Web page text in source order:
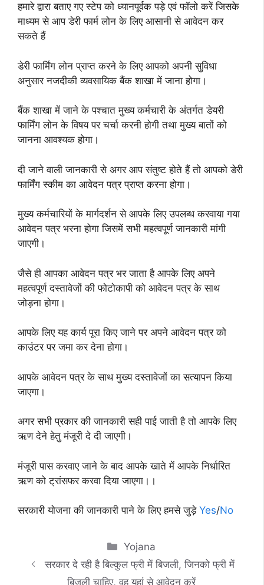
हमारे द्वारा बताए गए स्टेप को ध्यानपूर्वक पड़े एवं फॉलो करें जिसके
माध्यम से आप डेरी फार्म लोन के लिए आसानी से आवेदन कर
सकते हैं
डेरी फार्मिंग लोन प्राप्त करने के लिए आपको अपनी सुविधा
अनुसार नजदीकी व्यवसायिक बैंक शाखा में जाना होगा।
बैंक शाखा में जाने के पश्चात मुख्य कर्मचारी के अंतर्गत डेयरी
फार्मिंग लोन के विषय पर चर्चा करनी होगी तथा मुख्य बातों को
जानना आवश्यक होगा।
दी जाने वाली जानकारी से अगर आप संतुष्ट होते हैं तो आपको डेरी
फार्मिंग स्कीम का आवेदन पत्र प्राप्त करना होगा।
मुख्य कर्मचारियों के मार्गदर्शन से आपके लिए उपलब्ध करवाया गया
आवेदन पत्र भरना होगा जिसमें सभी महत्वपूर्ण जानकारी मांगी
जाएगी।
जैसे ही आपका आवेदन पत्र भर जाता है आपके लिए अपने
महत्वपूर्ण दस्तावेजों की फोटोकापी को आवेदन पत्र के साथ
जोड़ना होगा।
आपके लिए यह कार्य पूरा किए जाने पर अपने आवेदन पत्र को
काउंटर पर जमा कर देना होगा।
आपके आवेदन पत्र के साथ मुख्य दस्तावेजों का सत्यापन किया
जाएगा।
अगर सभी प्रकार की जानकारी सही पाई जाती है तो आपके लिए
ऋण देने हेतु मंजूरी दे दी जाएगी।
मंजूरी पास करवाए जाने के बाद आपके खाते में आपके निर्धारित
ऋण को ट्रांसफर करवा दिया जाएगा।।
सरकारी योजना की जानकारी पाने के लिए हमसे जुड़े Yes/No
Categories
Yojana
सरकार दे रही है बिल्कुल फ्री में बिजली, जिनको फ्री में
बिजली चाहिए, वह यहां से आवेदन करें